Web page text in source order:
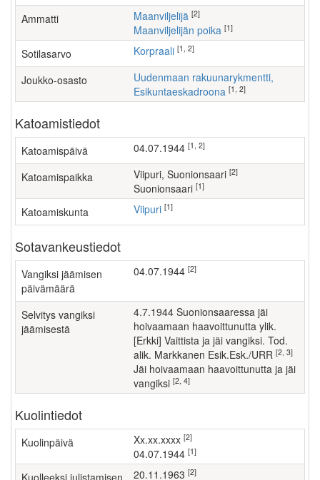
Ammatti maanviljelijä [2]
maanviljelijän poika [1]
Sotilasarvo Korpraali [1, 2]
Joukko-osasto
Uudenmaan rakuunarykmentti,
Esikuntaeskadroona [1, 2]
Katoamistiedot
Katoamispäivä 04.07.1944 [1, 2]
Katoamispaikka Viipuri, Suonionsaari [2]
Suonionsaari [1]
Katoamiskunta Viipuri [1]
Sotavankeustiedot
Vangiksi jäämisen
päivämäärä
04.07.1944 [2]
Selvitys vangiksi
jäämisestä
4.7.1944 Suonionsaaressa jäi
hoivaamaan haavoittunutta ylik.
[Erkki] Vaittista ja jäi vangiksi. Tod.
alik. Markkanen Esik.Esk./URR [2, 3]
jäi hoivaamaan haavoittunutta ja jäi
vangiksi [2, 4]
Kuolintiedot
Kuolinpäivä xx.xx.xxxx [2]
04.07.1944 [1]
Kuolleeksi julistamisen
20.11.1963 [2]